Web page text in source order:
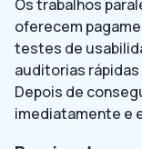
Os trabalhos
oferecem
testes de
auditorias rápidas
Depois de
imediatamente e